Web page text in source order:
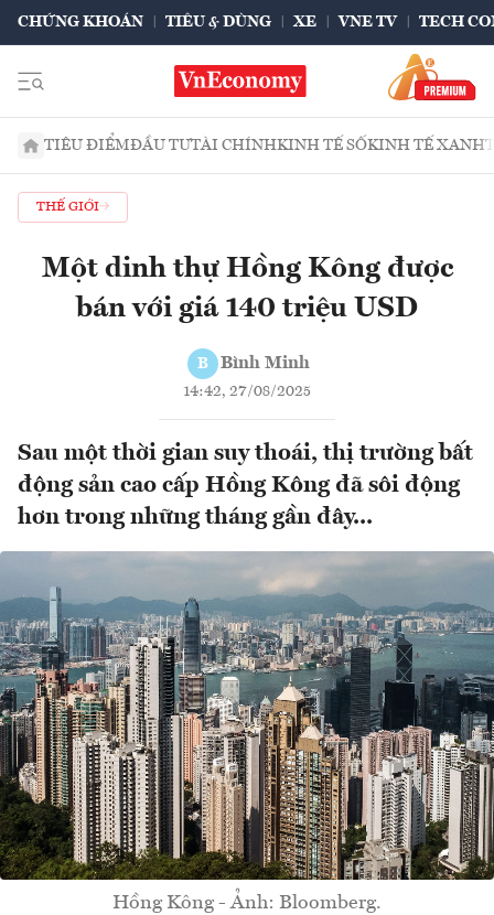
CHỨNG KHOÁN TIÊU & DÙNG XE VNE TV TECH
TIÊU ĐIỂMĐẦU TƯTÀI CHÍNHKINH TẾ SỐKINH TẾ XANH
THẾ GIỚI
Một dinh thự Hồng Kông được
bán với giá 140 triệu USD
B Bình Minh
14:42, 27/08/2025
Sau một thời gian suy thoái, thị trường bất
động sản cao cấp Hồng Kông đã sôi động
hơn trong những tháng gần đây...
Hồng Kông - Ảnh: Bloomberg.